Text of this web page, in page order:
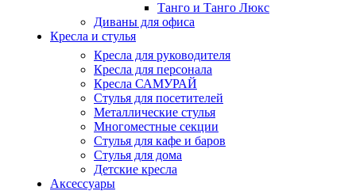
Танго и Танго Люкс
Диваны для офиса
Кресла и стулья
Кресла для руководителя
Кресла для персонала
Кресла САМУРАЙ
Стулья для посетителей
Металлические стулья
Многоместные секции
Стулья для кафе и баров
Стулья для дома
Детские кресла
Аксессуары